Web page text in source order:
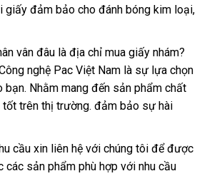
giấy đảm bảo cho đánh bóng kim loại,
vân đâu là địa chỉ mua giấy nhám?
nghệ Pac Việt Nam là sự lựa chọn
bạn. Nhằm mang đến sản phẩm chất
tốt trên thị trường. đảm bảo sự hài
cầu xin liên hệ với chúng tôi để được
sản phẩm phù hợp với nhu cầu